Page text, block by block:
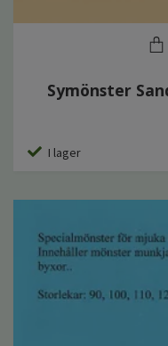
Symönster
I lager